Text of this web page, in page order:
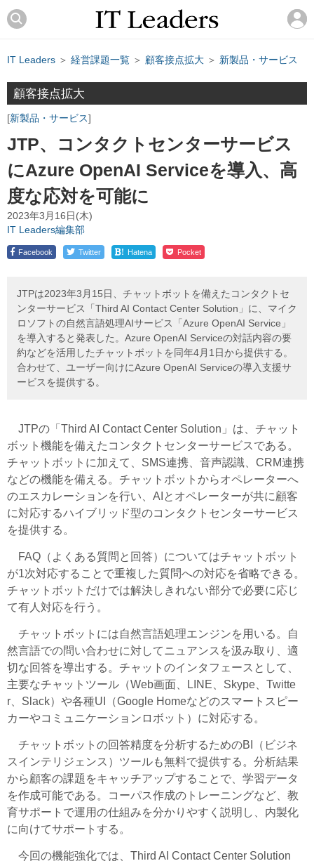
IT Leaders ＞ 経営課題一覧 ＞ 顧客接点拡大 ＞ 新製品・サービス
顧客接点拡大
新製品・サービス
JTP、コンタクトセンターサービス
にAzure OpenAI Serviceを導入、高
度な応対を可能に
2023年3月16日(木)
IT Leaders編集部
Facebook Twitter ! Hatena Pocket
JTPは2023年3月15日、チャットボットを備えたコンタクトセ
ンターサービス「Third AI Contact Center Solution」に、マイク
ロソフトの自然言語処理AIサービス「Azure OpenAI Service」
を導入すると発表した。Azure OpenAI Serviceの対話内容の要
約などを活用したチャットボットを同年4月1日から提供する。
合わせて、ユーザー向けにAzure OpenAI Serviceの導入支援サ
ービスを提供する。
JTPの「Third AI Contact Center Solution」は、チャット
ボット機能を備えたコンタクトセンターサービスである。
チャットボットに加えて、SMS連携、音声認識、CRM連携
などの機能を備える。チャットボットからオペレーターへ
のエスカレーションを行い、AIとオペレーターが共に顧客
に対応するハイブリッド型のコンタクトセンターサービス
を提供する。
FAQ（よくある質問と回答）についてはチャットボット
が1次対応することで重複した質問への対応を省略できる。
チャットボットだけでは解決しきれない部分で必要に応じ
て有人対応を行う。
チャットボットには自然言語処理エンジンを用いる。自
然言語での問い合わせに対してニュアンスを汲み取り、適
切な回答を導出する。チャットのインタフェースとして、
主要なチャットツール（Web画面、LINE、Skype、Twitte
r、Slack）や各種UI（Google Homeなどのスマートスピー
カーやコミュニケーションロボット）に対応する。
チャットボットの回答精度を分析するためのBI（ビジネ
スインテリジェンス）ツールも無料で提供する。分析結果
から顧客の課題をキャッチアップすることで、学習データ
を作成可能である。コーパス作成のトレーニングなど、教
育サポートで運用の仕組みを分かりやすく説明し、内製化
に向けてサポートする。
今回の機能強化では、Third AI Contact Center Solution